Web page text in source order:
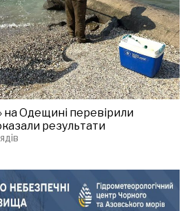
на Одещині перевірили
результати